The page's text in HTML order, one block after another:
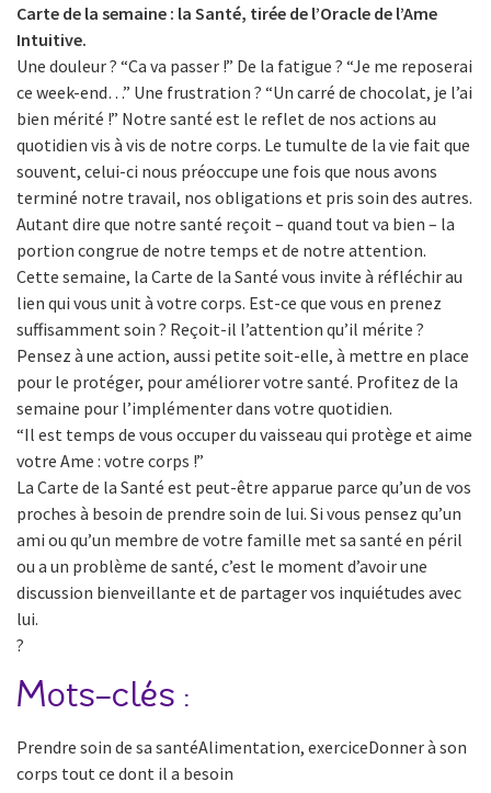
Carte de la semaine : la Santé, tirée de l’Oracle de l’Ame
Intuitive.
Une douleur ? “Ca va passer !” De la fatigue ? “Je me reposerai
ce week-end…” Une frustration ? “Un carré de chocolat, je l’ai
bien mérité !” Notre santé est le reflet de nos actions au
quotidien vis à vis de notre corps. Le tumulte de la vie fait que
souvent, celui-ci nous préoccupe une fois que nous avons
terminé notre travail, nos obligations et pris soin des autres.
Autant dire que notre santé reçoit – quand tout va bien – la
portion congrue de notre temps et de notre attention.
Cette semaine, la Carte de la Santé vous invite à réfléchir au
lien qui vous unit à votre corps. Est-ce que vous en prenez
suffisamment soin ? Reçoit-il l’attention qu’il mérite ?
Pensez à une action, aussi petite soit-elle, à mettre en place
pour le protéger, pour améliorer votre santé. Profitez de la
semaine pour l’implémenter dans votre quotidien.
“Il est temps de vous occuper du vaisseau qui protège et aime
votre Ame : votre corps !”
La Carte de la Santé est peut-être apparue parce qu’un de vos
proches à besoin de prendre soin de lui. Si vous pensez qu’un
ami ou qu’un membre de votre famille met sa santé en péril
ou a un problème de santé, c’est le moment d’avoir une
discussion bienveillante et de partager vos inquiétudes avec
lui.
?
Mots-clés :
Prendre soin de sa santéAlimentation, exerciceDonner à son
corps tout ce dont il a besoin